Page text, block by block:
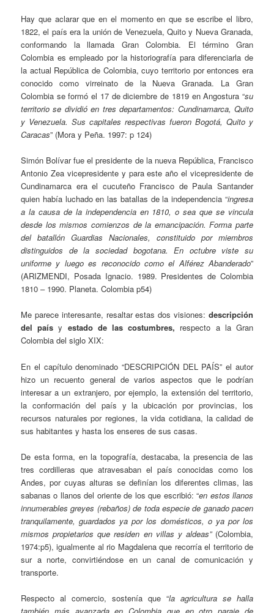
Hay que aclarar que en el momento en que se escribe el libro,
1822, el país era la unión de Venezuela, Quito y Nueva Granada,
conformando la llamada Gran Colombia. El término Gran
Colombia es empleado por la historiografía para diferenciarla de
la actual República de Colombia, cuyo territorio por entonces era
conocido como virreinato de la Nueva Granada. La Gran
Colombia se formó el 17 de diciembre de 1819 en Angostura “su
territorio se dividió en tres departamentos: Cundinamarca, Quito
y Venezuela. Sus capitales respectivas fueron Bogotá, Quito y
Caracas” (Mora y Peña. 1997: p 124)
Simón Bolívar fue el presidente de la nueva República, Francisco
Antonio Zea vicepresidente y para este año el vicepresidente de
Cundinamarca era el cucuteño Francisco de Paula Santander
quien había luchado en las batallas de la independencia “ingresa
a la causa de la independencia en 1810, o sea que se vincula
desde los mismos comienzos de la emancipación. Forma parte
del batallón Guardias Nacionales, constituido por miembros
distinguidos de la sociedad bogotana. En octubre viste su
uniforme y luego es reconocido como el Alférez Abanderado”
(ARIZMENDI, Posada Ignacio. 1989. Presidentes de Colombia
1810 – 1990. Planeta. Colombia p54)
Me parece interesante, resaltar estas dos visiones: descripción
del paísy estado de las costumbres, respecto a la Gran
Colombia del siglo XIX:
En el capítulo denominado “DESCRIPCIÓN DEL PAÍS” el autor
hizo un recuento general de varios aspectos que le podrían
interesar a un extranjero, por ejemplo, la extensión del territorio,
la conformación del país y la ubicación por provincias, los
recursos naturales por regiones, la vida cotidiana, la calidad de
sus habitantes y hasta los enseres de sus casas.
De esta forma, en la topografía, destacaba, la presencia de las
tres cordilleras que atravesaban el país conocidas como los
Andes, por cuyas alturas se definían los diferentes climas, las
sabanas o llanos del oriente de los que escribió: “en estos llanos
innumerables greyes (rebaños) de toda especie de ganado pacen
tranquilamente, guardados ya por los domésticos, o ya por los
mismos propietarios que residen en villas y aldeas”(Colombia,
1974:p5), igualmente al rio Magdalena que recorría el territorio de
sur a norte, convirtiéndose en un canal de comunicación y
transporte.
Respecto al comercio, sostenía que “la agricultura se halla